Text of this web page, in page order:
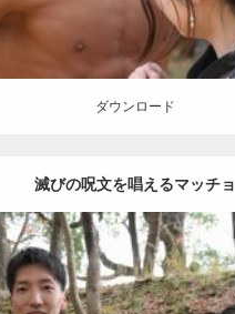
ダウンロード
滅びの呪文を唱えるマッチョ